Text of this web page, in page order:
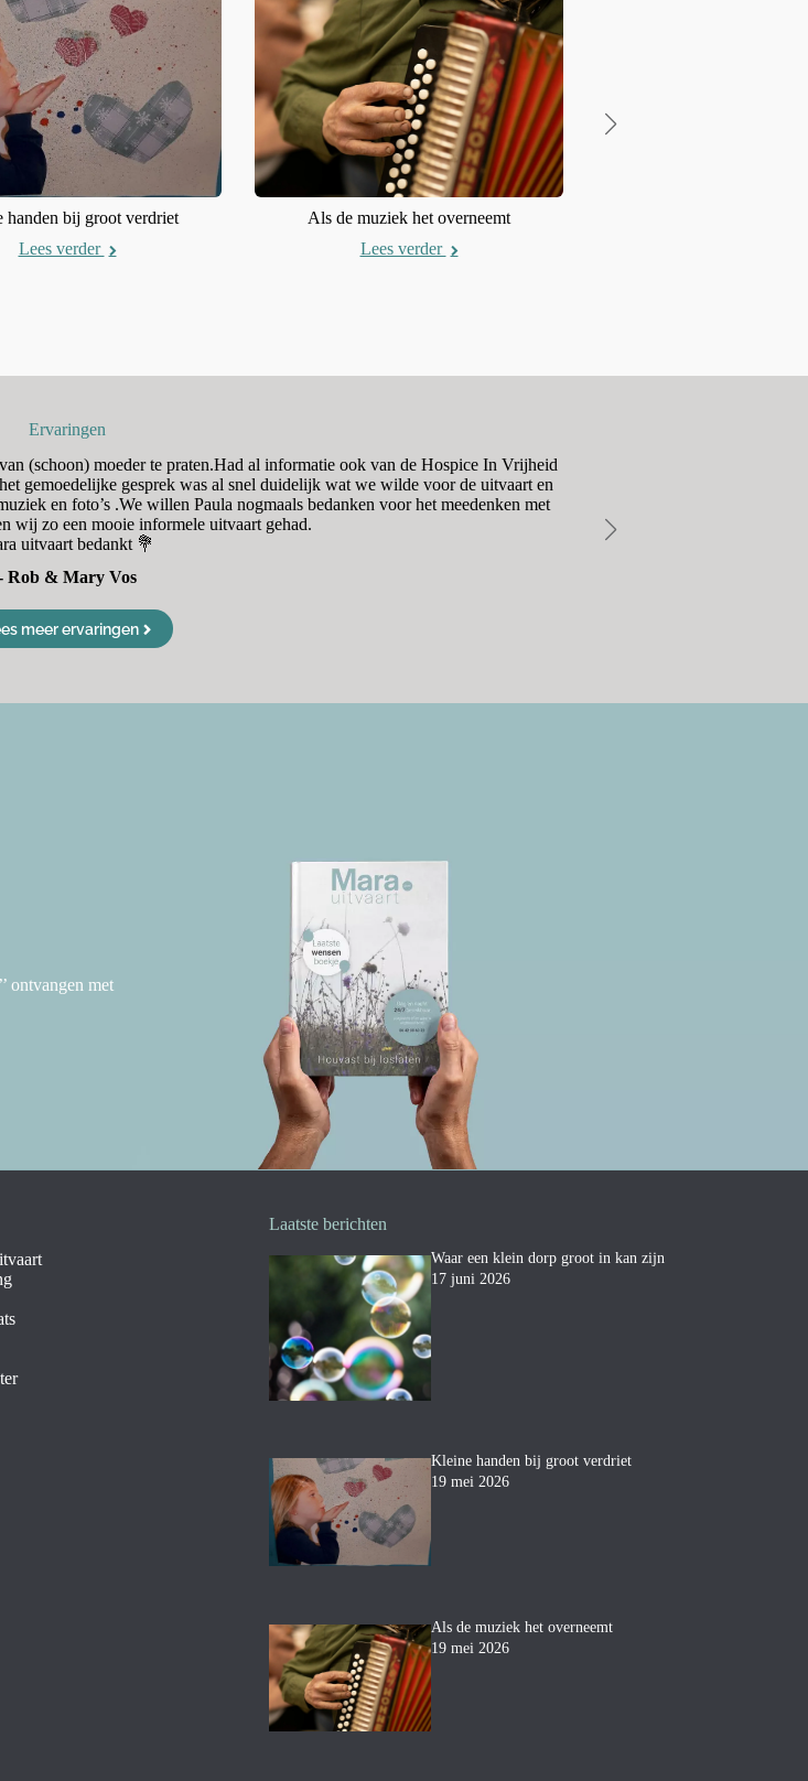
handen bij groot verdriet
Lees verder
Als de muziek het overneemt
Lees verder
Ervaringen
(schoon) moeder te praten.Had al informatie ook van de Hospice In Vrijheid
gemoedelijke gesprek was al snel duidelijk wat we wilde voor de uitvaart en
en foto’s .We willen Paula nogmaals bedanken voor het meedenken met
wij zo een mooie informele uitvaart gehad.
uitvaart bedankt 💐
Rob & Mary Vos
meer ervaringen
ontvangen met
Laatste berichten
Waar een klein dorp groot in kan zijn
17 juni 2026
Kleine handen bij groot verdriet
19 mei 2026
Als de muziek het overneemt
19 mei 2026